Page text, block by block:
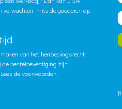
verwachten, mits de goederen op
van het herroepingsrecht
bestelbevestiging zijn
Lees de voorwaarden.